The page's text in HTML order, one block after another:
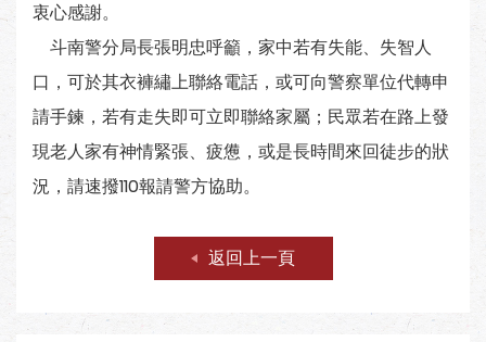
衷心感謝。
斗南警分局長張明忠呼籲，家中若有失能、失智人
口，可於其衣褲繡上聯絡電話，或可向警察單位代轉申
請手鍊，若有走失即可立即聯絡家屬；民眾若在路上發
現老人家有神情緊張、疲憊，或是長時間來回徒步的狀
況，請速撥110報請警方協助。
返回上一頁